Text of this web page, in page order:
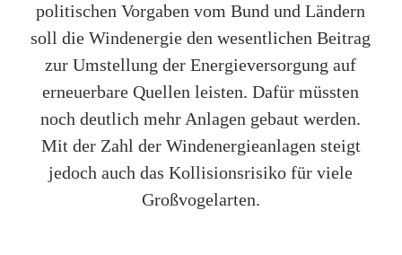
politischen Vorgaben vom Bund und Ländern
soll die Windenergie den wesentlichen Beitrag
zur Umstellung der Energieversorgung auf
erneuerbare Quellen leisten. Dafür müssten
noch deutlich mehr Anlagen gebaut werden.
Mit der Zahl der Windenergieanlagen steigt
jedoch auch das Kollisionsrisiko für viele
Großvogelarten.